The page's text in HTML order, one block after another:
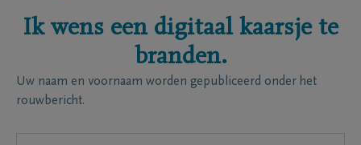
Ik wens een digitaal kaarsje te
branden.
Uw naam en voornaam worden gepubliceerd onder het
rouwbericht.